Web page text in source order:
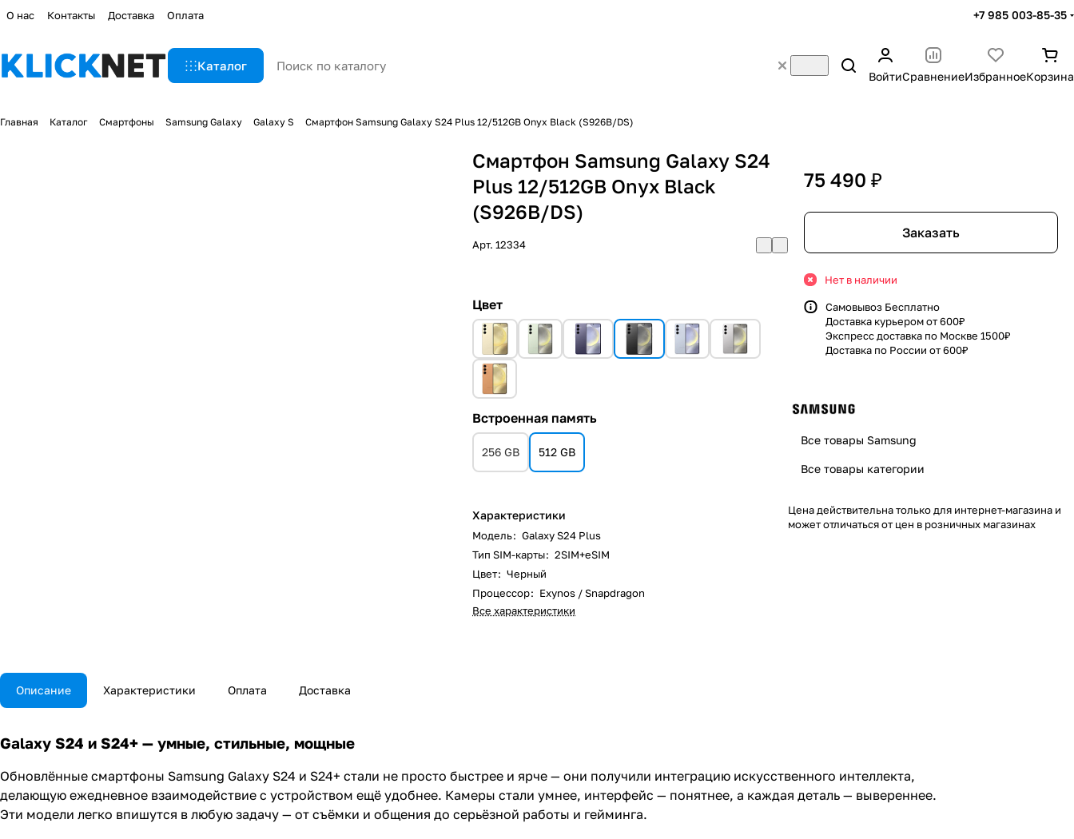
О нас Контакты Доставка Оплата +7 985 003-85-35
Каталог
ВойтиСравнениеИзбранноеКорзина
Главная Каталог Смартфоны Samsung Galaxy Galaxy S Смартфон Samsung Galaxy S24 Plus 12/512GB Onyx Black (S926B/DS)
Смартфон Samsung Galaxy S24
Plus 12/512GB Onyx Black
(S926B/DS)
Арт.12334
Цвет
Встроенная память
256 GB 512 GB
Характеристики
Модель: Galaxy S24 Plus
Тип SIM-карты: 2SIM+eSIM
Цвет: Черный
Процессор: Exynos / Snapdragon
Все характеристики
75 490 ₽
Заказать
Нет в наличии
Самовывоз Бесплатно
Доставка курьером от 600₽
Экспресс доставка по Москве 1500₽
Доставка по России от 600₽
Все товары Samsung
Все товары категории
Цена действительна только для интернет-магазина и
может отличаться от цен в розничных магазинах
Описание Характеристики Оплата Доставка
Galaxy S24 и S24+ — умные, стильные, мощные
Обновлённые смартфоны Samsung Galaxy S24 и S24+ стали не просто быстрее и ярче — они получили интеграцию искусственного интеллекта,
делающую ежедневное взаимодействие с устройством ещё удобнее. Камеры стали умнее, интерфейс — понятнее, а каждая деталь — вывереннее.
Эти модели легко впишутся в любую задачу — от съёмки и общения до серьёзной работы и гейминга.